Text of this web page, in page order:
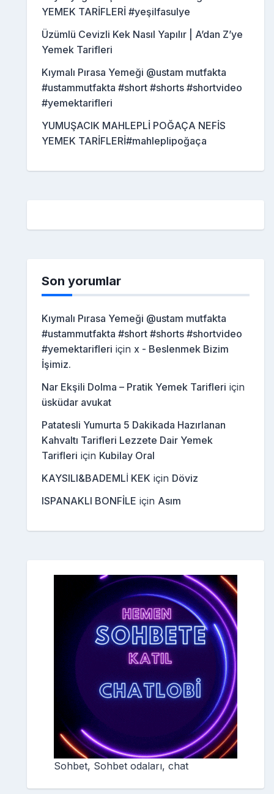
YEMEK TARİFLERİ #yeşilfasulye
Üzümlü Cevizli Kek Nasıl Yapılır | A’dan Z’ye
Yemek Tarifleri
Kıymalı Pırasa Yemeği @ustam mutfakta
#ustammutfakta #short #shorts #shortvideo
#yemektarifleri
YUMUŞACIK MAHLEPLİ POĞAÇA NEFİS
YEMEK TARİFLERİ#mahleplipoğaça
Son yorumlar
Kıymalı Pırasa Yemeği @ustam mutfakta
#ustammutfakta #short #shorts #shortvideo
#yemektarifleri için x - Beslenmek Bizim
İşimiz.
Nar Ekşili Dolma – Pratik Yemek Tarifleri için
üsküdar avukat
Patatesli Yumurta 5 Dakikada Hazırlanan
Kahvaltı Tarifleri Lezzete Dair Yemek
Tarifleri için Kubilay Oral
KAYSILI&BADEMLİ KEK için Döviz
ISPANAKLI BONFİLE için Asım
Sohbet, Sohbet odaları, chat